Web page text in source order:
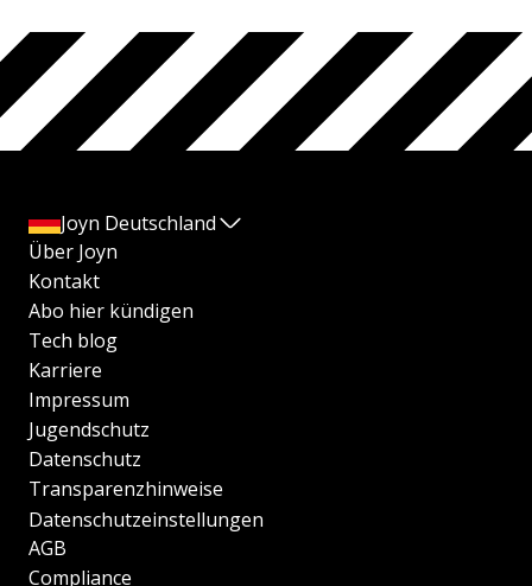
Joyn Deutschland
Über Joyn
Kontakt
Abo hier kündigen
Tech blog
Karriere
Impressum
Jugendschutz
Datenschutz
Transparenzhinweise
Datenschutzeinstellungen
AGB
Compliance